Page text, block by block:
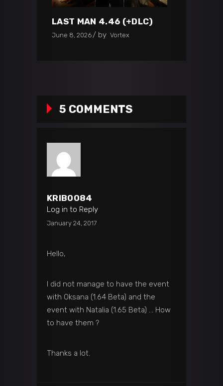
LAST MAN 4.46 (+DLC)
June 8, 2026 by Vortex
5 COMMENTS
KRIBOO84
Log in to Reply
January 24, 2017
Hello,
I did not manage to have the event
with Oksana (1.64 Beta) and the
event with Natalia (1.65 Beta) … How
to have them ?
Thanks a lot.